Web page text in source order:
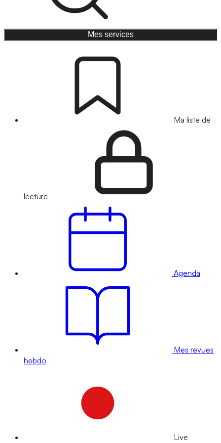
Mes services
Ma liste de
lecture
Agenda
Mes revues
hebdo
Live